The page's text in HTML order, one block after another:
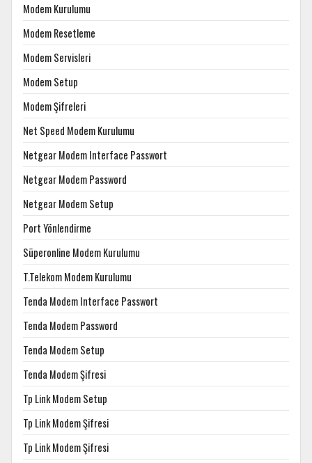
Modem Kurulumu
Modem Resetleme
Modem Servisleri
Modem Setup
Modem Şifreleri
Net Speed Modem Kurulumu
Netgear Modem Interface Passwort
Netgear Modem Password
Netgear Modem Setup
Port Yönlendirme
Süperonline Modem Kurulumu
T.Telekom Modem Kurulumu
Tenda Modem Interface Passwort
Tenda Modem Password
Tenda Modem Setup
Tenda Modem Şifresi
Tp Link Modem Setup
Tp Link Modem Şifresi
Tp Link Modem Şifresi